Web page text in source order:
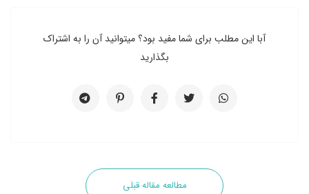
آبا این مطلب برای شما مفید بود؟ میتوانید آن را به اشتراک
بگذارید
مطالعه مقاله قبلی